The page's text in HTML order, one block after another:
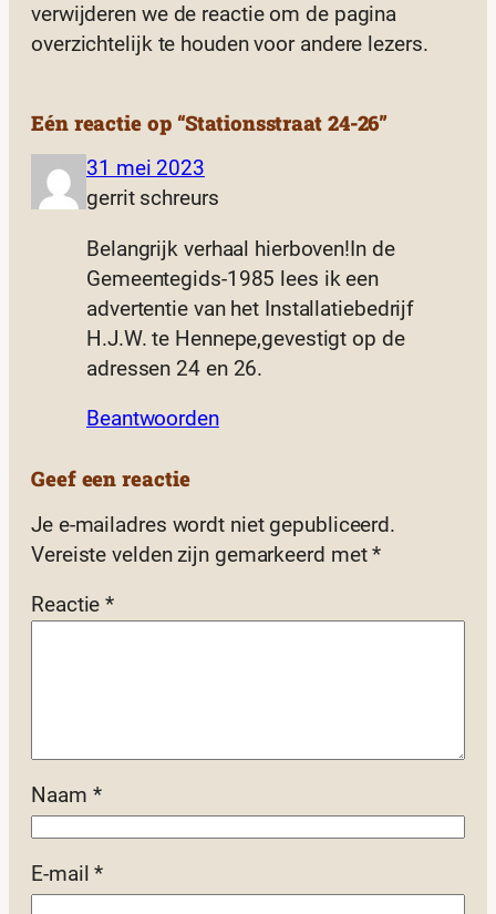
verwijderen we de reactie om de pagina
overzichtelijk te houden voor andere lezers.
Eén reactie op “Stationsstraat 24-26”
31 mei 2023
gerrit schreurs
Belangrijk verhaal hierboven!In de
Gemeentegids-1985 lees ik een
advertentie van het Installatiebedrijf
H.J.W. te Hennepe,gevestigt op de
adressen 24 en 26.
Beantwoorden
Geef een reactie
Je e-mailadres wordt niet gepubliceerd.
Vereiste velden zijn gemarkeerd met*
Reactie*
Naam *
E-mail*